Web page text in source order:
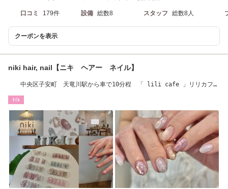
口コミ 179件 設備 総数8 スタッフ 総数8人
クーポンを表示
niki hair, nail【ニキ ヘアー ネイル】
中央区子安町 天竜川駅から車で10分程 「 lili cafe 」リリカフェ
ﾈｲﾙ